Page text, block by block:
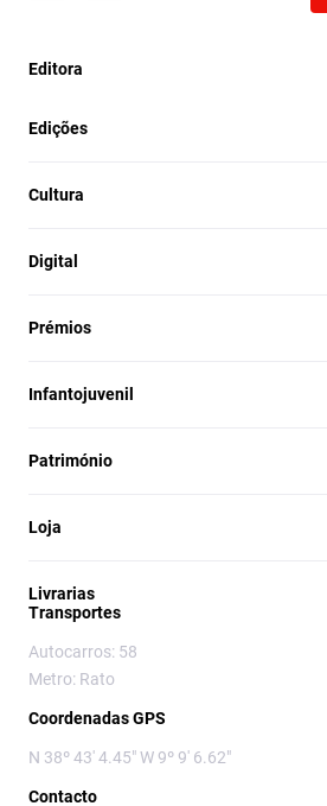
Editora
Edições
Cultura
Digital
Prémios
Infantojuvenil
Património
Loja
Livrarias
Transportes
Autocarros: 58
Metro: Rato
Coordenadas GPS
N 38º 43' 4.45" W 9º 9' 6.62"
Contacto